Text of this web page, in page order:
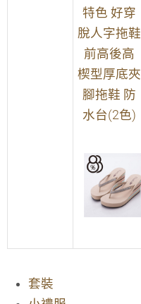
特色 好穿
脫人字拖鞋
前高後高
楔型厚底夾
腳拖鞋 防
水台(2色)
套裝